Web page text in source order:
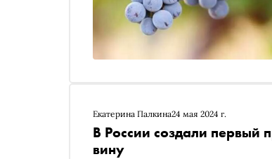
Екатерина Палкина24 мая 2024 г.
В России создали первый
вину